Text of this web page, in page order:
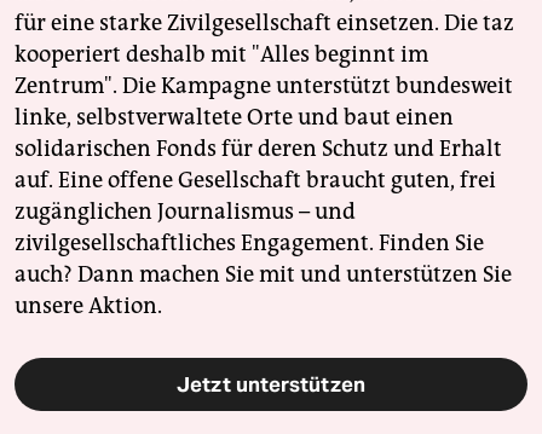
für eine starke Zivilgesellschaft einsetzen. Die taz
kooperiert deshalb mit "Alles beginnt im
Zentrum". Die Kampagne unterstützt bundesweit
linke, selbstverwaltete Orte und baut einen
solidarischen Fonds für deren Schutz und Erhalt
auf. Eine offene Gesellschaft braucht guten, frei
zugänglichen Journalismus – und
zivilgesellschaftliches Engagement. Finden Sie
auch? Dann machen Sie mit und unterstützen Sie
unsere Aktion.
Jetzt unterstützen